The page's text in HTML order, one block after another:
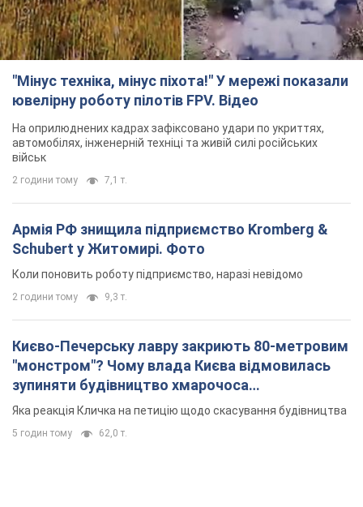
"Мінус техніка, мінус піхота!" У мережі показали
ювелірну роботу пілотів FPV. Відео
На оприлюднених кадрах зафіксовано удари по укриттях,
автомобілях, інженерній техніці та живій силі російських
військ
2 години тому 7,1 т.
Армія РФ знищила підприємство Kromberg &
Schubert у Житомирі. Фото
Коли поновить роботу підприємство, наразі невідомо
2 години тому 9,3 т.
Києво-Печерську лавру закриють 80-метровим
"монстром"? Чому влада Києва відмовилась
зупиняти будівництво хмарочоса
"московського вірянина"
Яка реакція Кличка на петицію щодо скасування будівництва
5 годин тому 62,0 т.